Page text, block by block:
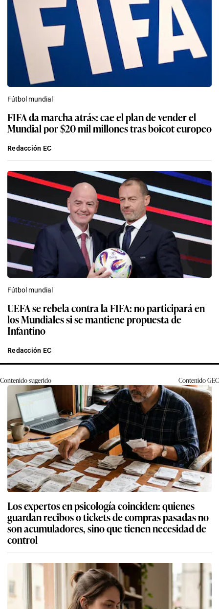
Fútbol mundial
FIFA da marcha atrás: cae el plan de vender el
Mundial por $20 mil millones tras boicot europeo
Redacción EC
Fútbol mundial
UEFA se rebela contra la FIFA: no participará en
los Mundiales si se mantiene propuesta de
Infantino
Redacción EC
Contenido sugerido ContenidoGEC
Los expertos en psicología coinciden: quienes
guardan recibos o tickets de compras pasadas no
son acumuladores, sino que tienen necesidad de
control